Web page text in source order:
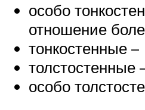
особо
отношение
тонкостенные
толстостенные
особо